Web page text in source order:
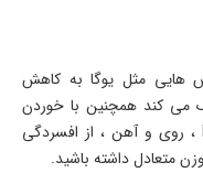
هایی مثل یوگا به کاهش
می ­کند همچنین با خوردن
غلات سبوس دار، میوه، سبریجات غنی از B1 ، روی و آهن ، از افسردگی
متعادل داشته باشید.